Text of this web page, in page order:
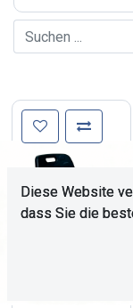
Diese Website
dass Sie die